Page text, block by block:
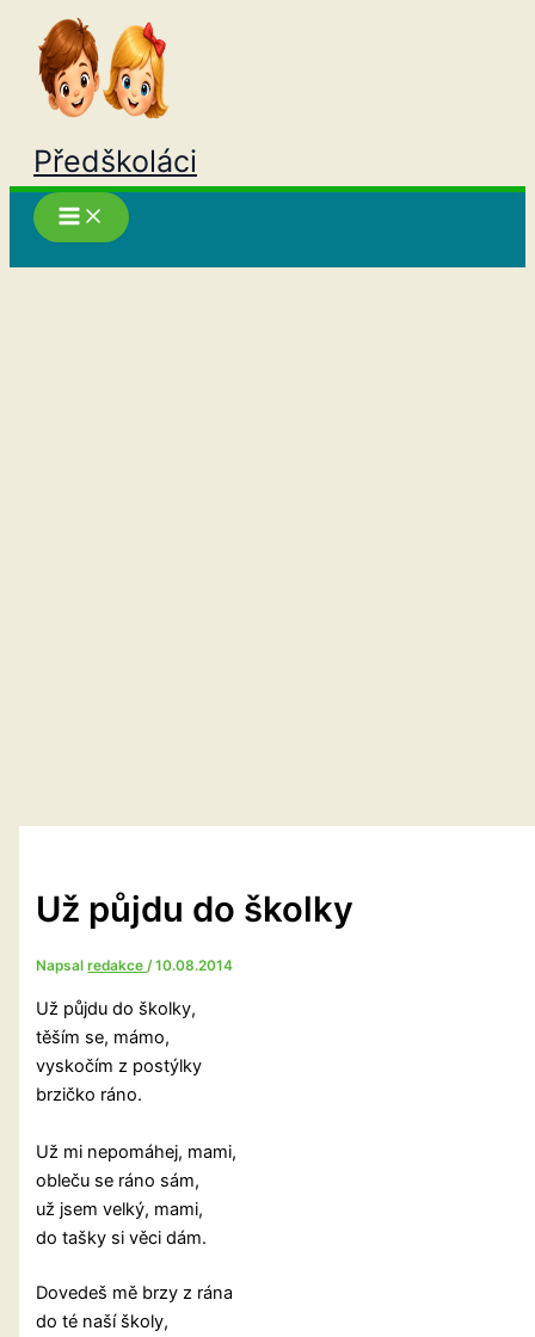
Přeskočit
obsah
Předškoláci
Už půjdu do školky
Napsalredakce/10.08.2014
Už půjdu do školky,
těším se, mámo,
vyskočím z postýlky
brzičko ráno.
Už mi nepomáhej, mami,
obleču se ráno sám,
už jsem velký, mami,
do tašky si věci dám.
Dovedeš mě brzy z rána
do té naší školy,